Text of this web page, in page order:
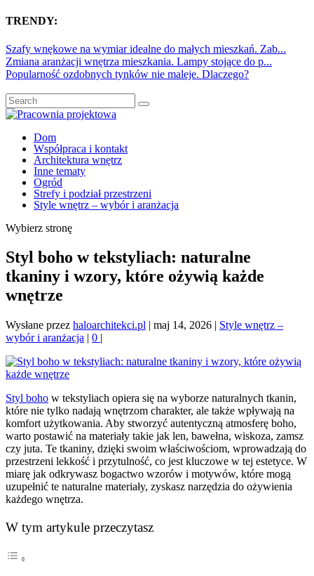
TRENDY:
Szafy wnękowe na wymiar idealne do małych mieszkań. Zab...
Zmiana aranżacji wnętrza mieszkania. Lampy stojące do p...
Popularność ozdobnych tynków nie maleje. Dlaczego?
Dom
Współpraca i kontakt
Architektura wnętrz
Inne tematy
Ogród
Strefy i podział przestrzeni
Style wnętrz – wybór i aranżacja
Wybierz stronę
Styl boho w tekstyliach: naturalne
tkaniny i wzory, które ożywią każde
wnętrze
Wysłane przez haloarchitekci.pl | maj 14, 2026 | Style wnętrz –
wybór i aranżacja | 0 |
Styl boho w tekstyliach opiera się na wyborze naturalnych tkanin,
które nie tylko nadają wnętrzom charakter, ale także wpływają na
komfort użytkowania. Aby stworzyć autentyczną atmosferę boho,
warto postawić na materiały takie jak len, bawełna, wiskoza, zamsz
czy juta. Te tkaniny, dzięki swoim właściwościom, wprowadzają do
przestrzeni lekkość i przytulność, co jest kluczowe w tej estetyce. W
miarę jak odkrywasz bogactwo wzorów i motywów, które mogą
uzupełnić te naturalne materiały, zyskasz narzędzia do ożywienia
każdego wnętrza.
W tym artykule przeczytasz